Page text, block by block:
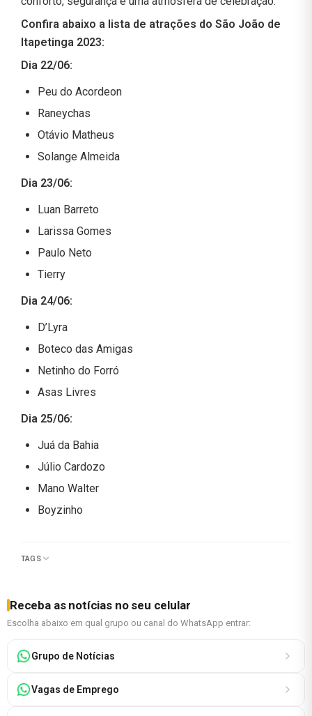
Confira abaixo a lista de atrações do São João de
Itapetinga 2023:
Dia 22/06:
Peu do Acordeon
Raneychas
Otávio Matheus
Solange Almeida
Dia 23/06:
Luan Barreto
Larissa Gomes
Paulo Neto
Tierry
Dia 24/06:
D’Lyra
Boteco das Amigas
Netinho do Forró
Asas Livres
Dia 25/06:
Juá da Bahia
Júlio Cardozo
Mano Walter
Boyzinho
TAGS
Receba as notícias no seu celular
Escolha abaixo em qual grupo ou canal do WhatsApp entrar:
Grupo de Notícias
Vagas de Emprego